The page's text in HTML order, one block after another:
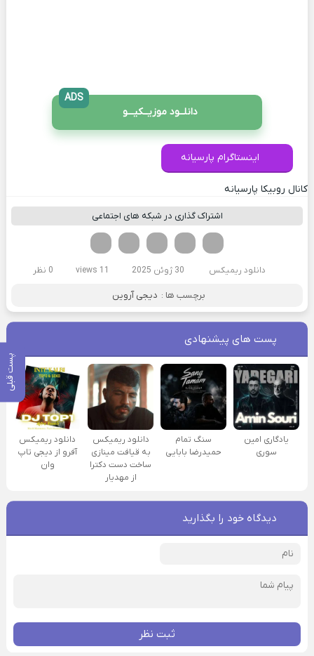
پست قبلی
دانلــود موزیــکیـــو
ADS
اینستاگرام پارسیانه
کانال روبیکا پارسیانه
اشتراک گذاری در شبکه های اجتماعی
لینکدین تویتر
فیسوک
دانلود ریمیکس 30 ژوئن 2025 11 views 0 نظر
برچسب ها : دیجی آروین
پست های پیشنهادی
یادگاری امین
سوری
سنگ تمام
حمیدرضا بابایی
دانلود ریمیکس
به قیافت مینازی
ساخت دست دکترا
از مهدیار
دانلود ریمیکس
آفرو از ديجی تاپ
وان
دیدگاه خود را بگذارید
ثبت نظر